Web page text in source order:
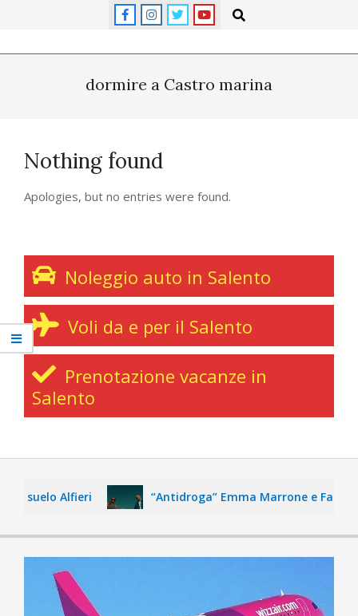
Search
dormire a Castro marina
Nothing found
Apologies, but no entries were found.
Noleggio auto in Salento
Voli da e per il Salento
Prenotazione vacanze in
Salento
Alfieri “Antidroga” Emma Marrone e Fabri